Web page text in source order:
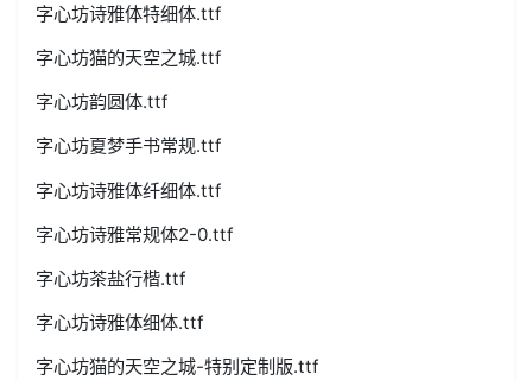
字心坊诗雅体特细体.ttf
字心坊猫的天空之城.ttf
字心坊韵圆体.ttf
字心坊夏梦手书常规.ttf
字心坊诗雅体纤细体.ttf
字心坊诗雅常规体2-0.ttf
字心坊茶盐行楷.ttf
字心坊诗雅体细体.ttf
字心坊猫的天空之城-特别定制版.ttf